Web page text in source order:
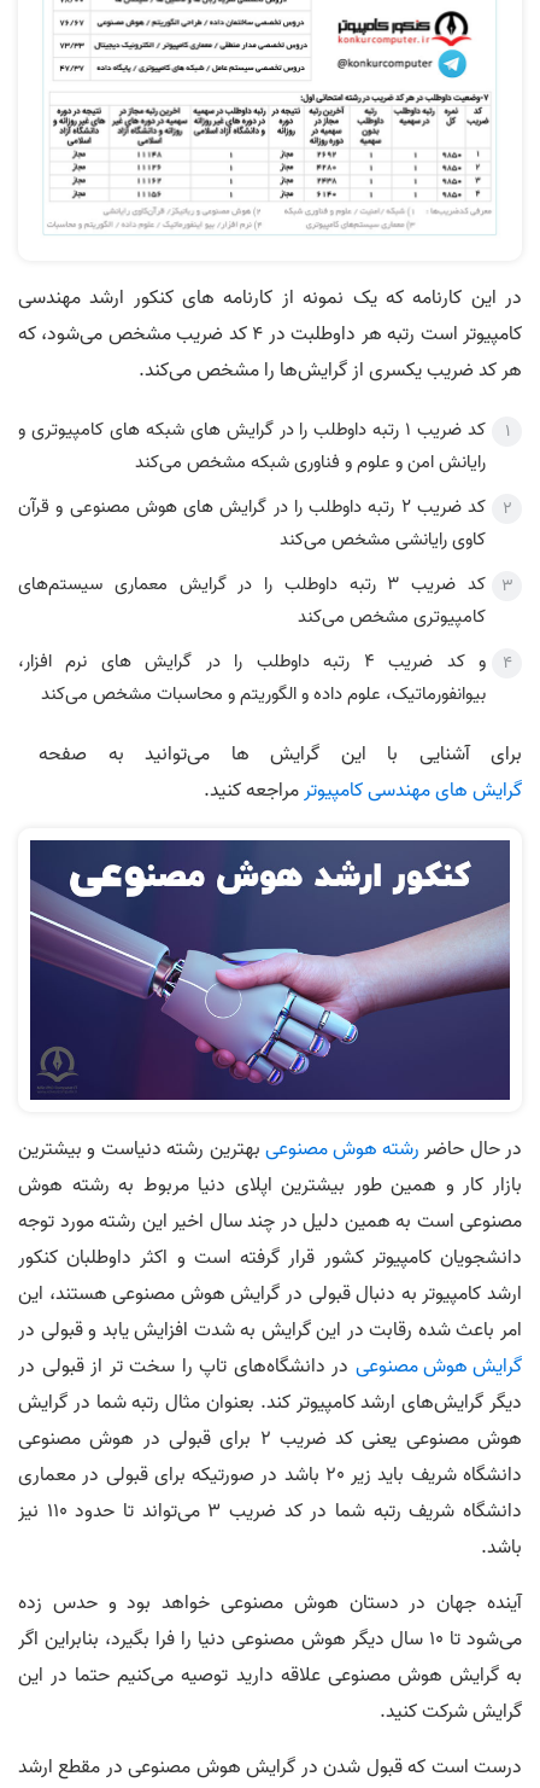
در این کارنامه‌ که یک نمونه از کارنامه های کنکور ارشد مهندسی
کامپیوتر است رتبه هر داوطلبت در 4 کد ضریب مشخص می‌شود، که
هر کد ضریب یکسری از گرایش‌ها را مشخص می‌کند.
کد ضریب 1 رتبه داوطلب را در گرایش های شبکه های کامپیوتری و
رایانش امن و علوم و فناوری شبکه مشخص می‌کند
کد ضریب 2 رتبه داوطلب را در گرایش های هوش مصنوعی و قرآن
کاوی رایانشی مشخص می‌کند
کد ضریب 3 رتبه داوطلب را در گرایش معماری سیستم‌های
کامپیوتری مشخص می‌کند
و کد ضریب 4 رتبه داوطلب را در گرایش های نرم افزار،
بیوانفورماتیک، علوم داده و الگوریتم و محاسبات مشخص می‌کند
برای آشنایی با این گرایش ها می‌توانید به صفحه
گرایش های مهندسی کامپیوترمراجعه کنید.
در حال حاضر رشته هوش مصنوعیبهترین رشته دنیاست و بیشترین
بازار کار و همین طور بیشترین اپلای دنیا مربوط به رشته هوش
مصنوعی است به همین دلیل در چند سال اخیر این رشته مورد توجه
دانشجویان کامپیوتر کشور قرار گرفته است و اکثر داوطلبان کنکور
ارشد کامپیوتر به دنبال قبولی در گرایش هوش مصنوعی هستند، این
امر باعث شده رقابت در این گرایش به شدت افزایش یابد و قبولی در
گرایش هوش مصنوعی در دانشگاه‌های تاپ را سخت تر از قبولی در
دیگر گرایش‌های ارشد کامپیوتر کند. بعنوان مثال رتبه شما در گرایش
هوش مصنوعی یعنی کد ضریب 2 برای قبولی در هوش مصنوعی
دانشگاه شریف باید زیر 20 باشد در صورتیکه برای قبولی در معماری
دانشگاه شریف رتبه شما در کد ضریب 3 می‌تواند تا حدود 110 نیز
باشد.
آینده جهان در دستان هوش مصنوعی خواهد بود و حدس زده
می‌شود تا 10 سال دیگر هوش مصنوعی دنیا را فرا بگیرد، بنابراین اگر
به گرایش هوش مصنوعی علاقه دارید توصیه می‌کنیم حتما در این
گرایش شرکت کنید.
درست است که قبول شدن در گرایش هوش مصنوعی در مقطع ارشد